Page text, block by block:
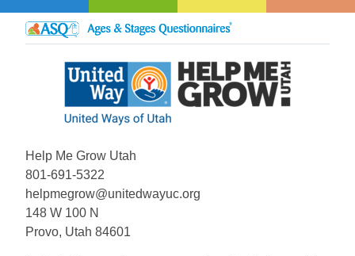
Help Me Grow Utah
801-691-5322
helpmegrow@unitedwayuc.org
148 W 100 N
Provo, Utah 84601